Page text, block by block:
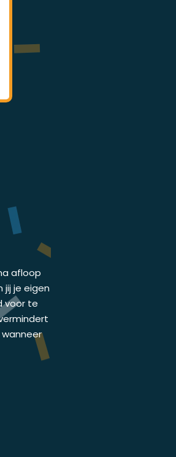
afloop
jij je eigen
voor te